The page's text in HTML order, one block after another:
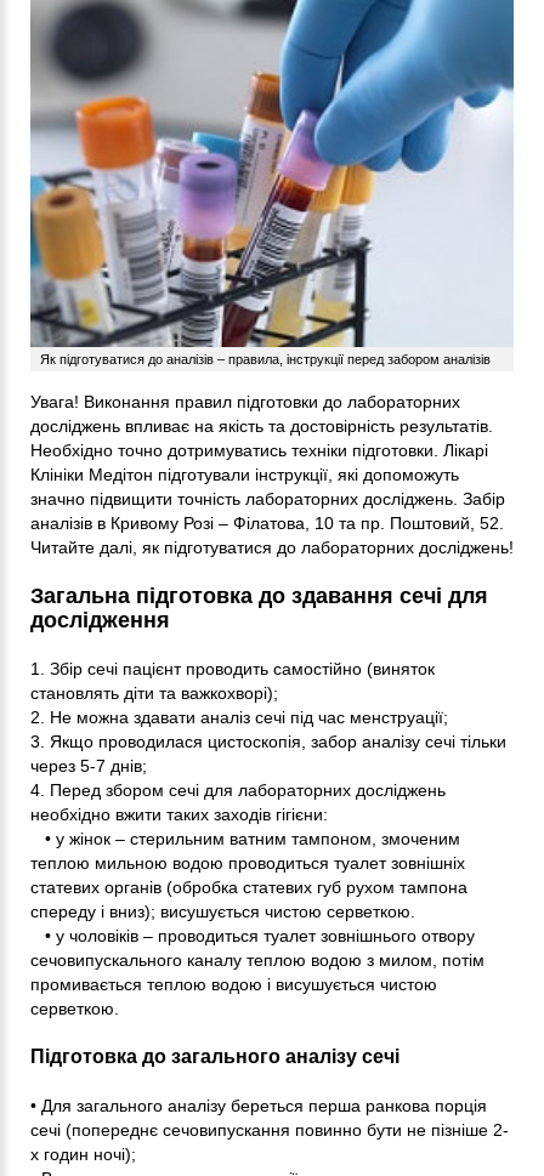
Як підготуватися до аналізів – правила, інструкції перед забором аналізів
Увага! Виконання правил підготовки до лабораторних
досліджень впливає на якість та достовірність результатів.
Необхідно точно дотримуватись техніки підготовки. Лікарі
Клініки Медітон підготували інструкції, які допоможуть
значно підвищити точність лабораторних досліджень. Забір
аналізів в Кривому Розі – Філатова, 10 та пр. Поштовий, 52.
Читайте далі, як підготуватися до лабораторних досліджень!
Загальна підготовка до здавання сечі для
дослідження
1. Збір сечі пацієнт проводить самостійно (виняток
становлять діти та важкохворі);
2. Не можна здавати аналіз сечі під час менструації;
3. Якщо проводилася цистоскопія, забор аналізу сечі тільки
через 5-7 днів;
4. Перед збором сечі для лабораторних досліджень
необхідно вжити таких заходів гігієни:
• у жінок – стерильним ватним тампоном, змоченим
теплою мильною водою проводиться туалет зовнішніх
статевих органів (обробка статевих губ рухом тампона
спереду і вниз); висушується чистою серветкою.
• у чоловіків – проводиться туалет зовнішнього отвору
сечовипускального каналу теплою водою з милом, потім
промивається теплою водою і висушується чистою
серветкою.
Підготовка до загального аналізу сечі
• Для загального аналізу береться перша ранкова порція
сечі (попереднє сечовипускання повинно бути не пізніше 2-
х годин ночі);